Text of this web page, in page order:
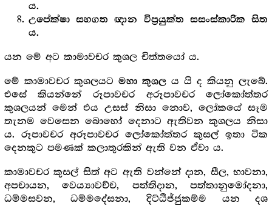
ය.
උපේක්ෂා සහගත ඥාන විප්‍ර‍යුක්ත සසංස්කාරික සිත
ය.
යන මේ අට කාමාවචර කුශල චිත්තයෝ ය.
මේ කාමාවචර කුශලයට මහා කුශලය යි ද කියනු ලැබේ.
එසේ කියන්නේ රූපාවචර අරූපාවචර ලෝකෝත්තර
කුශලයන් මෙන් එය උසස් නිසා නොව, ලෝකයේ සෑම
තැනම වෙසෙන බොහෝ දෙනාට ඇතිවන කුශලය නිසා
ය. රූපාවචර අරූපාවචර ලෝකෝත්තර කුසල් ඉතා ටික
දෙනකුට පමණක් කලාතුරකින් ඇති වන ඒවා ය.
කාමාවචර කුසල් සිත් අට ඇති වන්නේ දාන, සීල, භාවනා,
අපචායන, වෙය්‍යාවච්ච, පත්තිදාන, පත්තානුමෝදනා,
ධම්මසවන, ධම්මදේසනා, දිට්ඨිජ්ජුකම්ම යන දශ